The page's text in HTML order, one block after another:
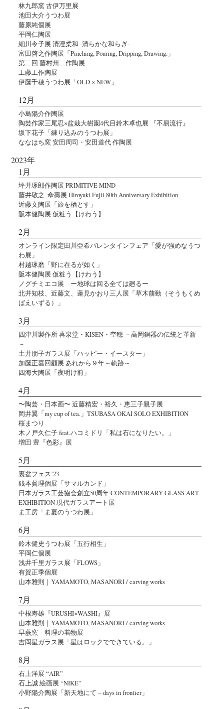
林九郎窯 古伊万里展
池田大介うつわ展
藤原純個展
平岡仁陶展
細川令子展 清澄柔和 -清らかな和らぎ-
富田啓之作陶展「Pinching, Pouring, Dripping, Drawing.」
第二回 藤村州二作陶展
工藤工作陶展
伊藤千穂うつわ展「OLD × NEW」
12月
小島陽介作陶展
陶芸作家三尾忍×盆栽大樹園4代目鈴木卓也展 『不易流行』
坂下花子「練り込みのうつわ展」
ななはち窯 安田周司・安田道代 作陶展
2023年
1月
坪井琢郎作陶展 PRIMITIVE MIND
藤井敬之_傘壽展 Hiroyuki Fujii 80th Anniversary Exhibition
近藤文陶展「旅を栖とす」
阪本健陶展 仮粧う【けわう】
2月
オンライン限定田川亞希バレンタインフェア「愛が強めなうつ
わ展」
村越琢磨「野に在るが如く」
阪本健陶展 仮粧う【けわう】
ノグチミエコ展 ー地球は回る全ては廻るー
北井知枝、近藤文、蓮見かおり三人展「草木萠動（そうもくめ
ばえいずる）」
3月
四津川製作所 喜泉堂・KISEN・空穏 －高岡銅器の伝統と革新
－
土井朋子ガラス展「ハッピー・イースター」
加藤正嘉回顧展 あれから９年～軌跡～
四海大陶展「夜明け前」
4月
〜陶芸・日本画〜 近藤精宏・裕久・恵三子親子展
岡井翼「my cup of tea.」TSUBASA OKAI SOLO EXHIBITION
桜まつり
木ノ戸久仁子 feat.ハコミドリ「私は石になりたい。」
増田 豊『色彩』展
5月
裏盆フェス’23
銭本眞理個展「サマルカンド」
日本ガラス工芸協会創立50周年 CONTEMPORARY GLASS ART
EXHIBITION 現代ガラスアート展
ま工房「ま夏のうつわ展」
6月
鈴木健史うつわ展「五行相生」
平岡仁個展
浅井千里ガラス展「FLOWS」
有賀正季個展
山本雅則｜YAMAMOTO, MASANORI / carving works
7月
中根寿雄『URUSHI×WASHI』展
山本雅則｜YAMAMOTO, MASANORI / carving works
早蕨窯 料理の着物展
吉岡星ガラス展「星はロックでできている。」
8月
石上洋展 “AIR”
石上誠 絵画展 “NIKE”
小野陽介陶展「新天地にて − days in frontier」